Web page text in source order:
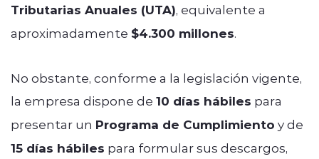
Tributarias Anuales (UTA), equivalente a
aproximadamente $4.300 millones.
No obstante, conforme a la legislación vigente,
la empresa dispone de 10 días hábiles para
presentar un Programa de Cumplimiento y de
15 días hábiles para formular sus descargos,